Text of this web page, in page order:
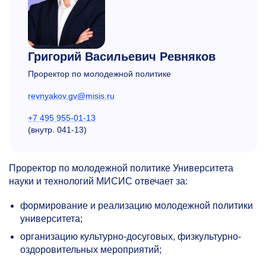
Григорий Васильевич Ревняков
Проректор по молодежной политике
revnyakov.gv@misis.ru
+7 495 955-01-13
(внутр. 041-13)
Проректор по молодежной политике Университета
науки и технологий МИСИС отвечает за:
формирование и реализацию молодежной политики
университета;
организацию культурно-досуговых, физкультурно-
оздоровительных мероприятий;